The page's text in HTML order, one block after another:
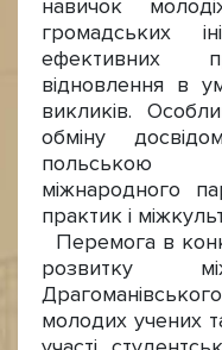
навичок
громадських
ефективних
відновлення в
викликів.
обміну
польською
міжнародного
практик і
Перемога в
розвитку
молодих учених